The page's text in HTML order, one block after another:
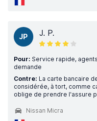
JP J. P.
Pour: Service rapide,
demande
Contre: La carte bancaire
considérée, à tort, comme
oblige de prendre l'assure
Nissan Micra